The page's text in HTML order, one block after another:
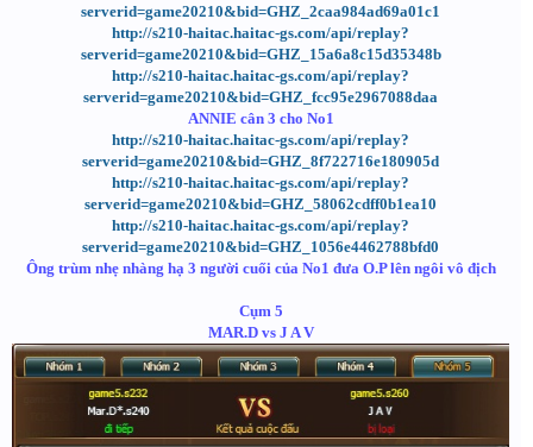
serverid=game20210&bid=GHZ_2caa984ad69a01c1
http://s210-haitac.haitac-gs.com/api/replay?
serverid=game20210&bid=GHZ_15a6a8c15d35348b
http://s210-haitac.haitac-gs.com/api/replay?
serverid=game20210&bid=GHZ_fcc95e2967088daa
ANNIE cân 3 cho No1
http://s210-haitac.haitac-gs.com/api/replay?
serverid=game20210&bid=GHZ_8f722716e180905d
http://s210-haitac.haitac-gs.com/api/replay?
serverid=game20210&bid=GHZ_58062cdff0b1ea10
http://s210-haitac.haitac-gs.com/api/replay?
serverid=game20210&bid=GHZ_1056e4462788bfd0
Ông trùm nhẹ nhàng hạ 3 người cuối của No1 đưa O.P lên ngôi vô địch
Cụm 5
MAR.D vs J A V